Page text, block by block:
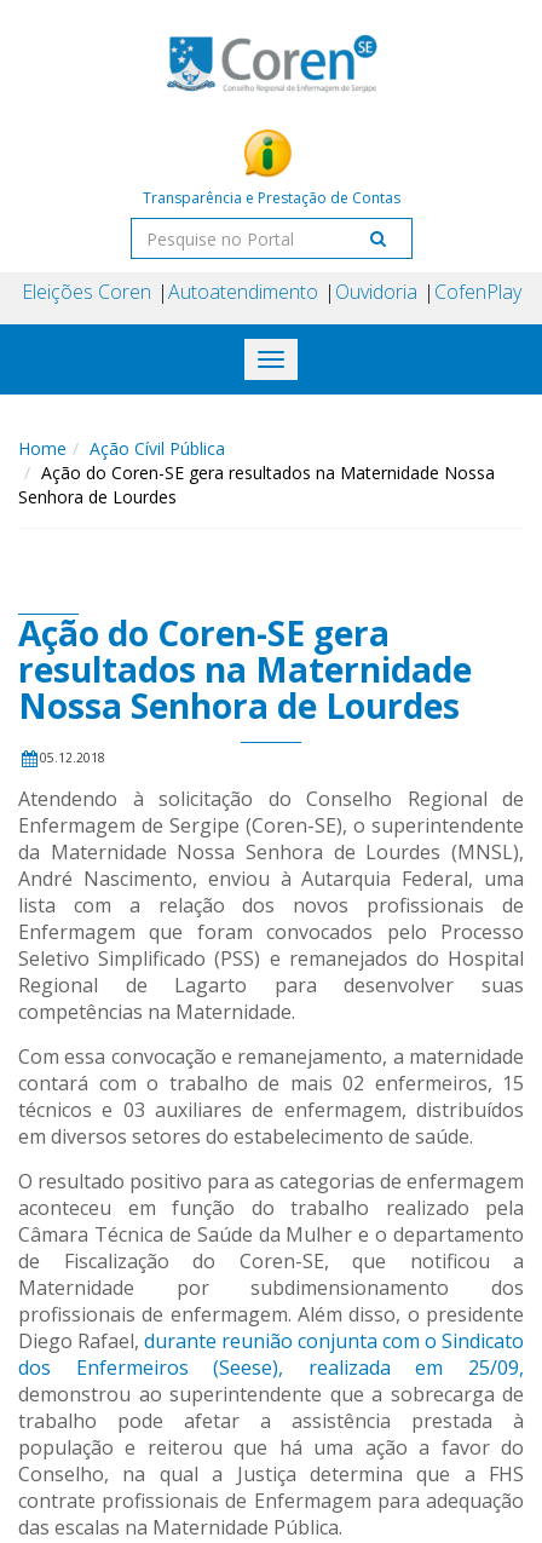
Transparência e Prestação de Contas
Eleições Coren Autoatendimento Ouvidoria CofenPlay
Toggle
navigation
Home
Ação Cívil Pública
Ação do Coren-SE gera resultados na Maternidade Nossa
Senhora de Lourdes
Ação do Coren-SE gera
resultados na Maternidade
Nossa Senhora de Lourdes
05.12.2018
Atendendo à solicitação do Conselho Regional de
Enfermagem de Sergipe (Coren-SE), o superintendente
da Maternidade Nossa Senhora de Lourdes (MNSL),
André Nascimento, enviou à Autarquia Federal, uma
lista com a relação dos novos profissionais de
Enfermagem que foram convocados pelo Processo
Seletivo Simplificado (PSS) e remanejados do Hospital
Regional de Lagarto para desenvolver suas
competências na Maternidade.
Com essa convocação e remanejamento, a maternidade
contará com o trabalho de mais 02 enfermeiros, 15
técnicos e 03 auxiliares de enfermagem, distribuídos
em diversos setores do estabelecimento de saúde.
O resultado positivo para as categorias de enfermagem
aconteceu em função do trabalho realizado pela
Câmara Técnica de Saúde da Mulher e o departamento
de Fiscalização do Coren-SE, que notificou a
Maternidade por subdimensionamento dos
profissionais de enfermagem. Além disso, o presidente
Diego Rafael, durante reunião conjunta com o Sindicato
dos Enfermeiros (Seese), realizada em 25/09,
demonstrou ao superintendente que a sobrecarga de
trabalho pode afetar a assistência prestada à
população e reiterou que há uma ação a favor do
Conselho, na qual a Justiça determina que a FHS
contrate profissionais de Enfermagem para adequação
das escalas na Maternidade Pública.